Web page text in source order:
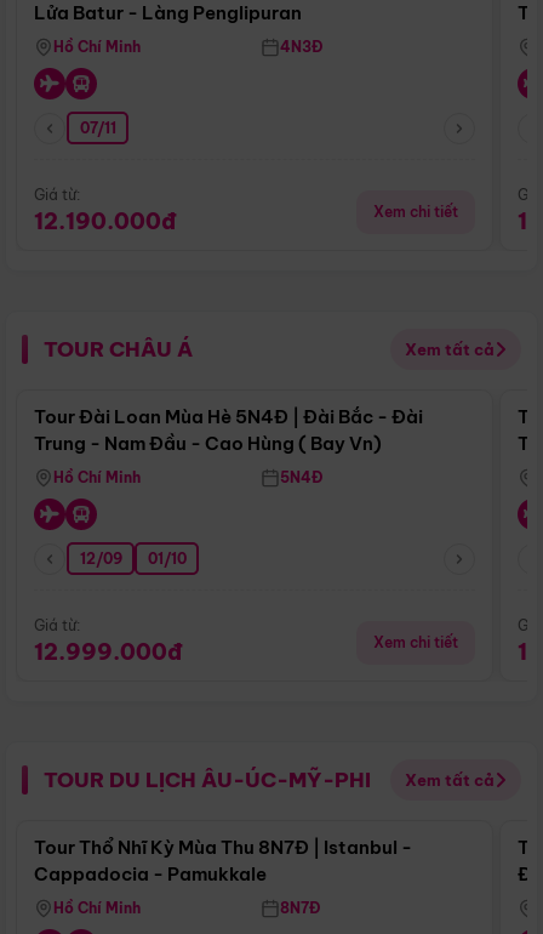
Lửa Batur - Làng Penglipuran
Hồ Chí Minh 4N3Đ
07/11
Giá từ:
12.190.000đ Xem chi tiết
TOUR CHÂU Á Xem tất cả
Điểm nổi bật
Tour Đài Loan Mùa Hè 5N4Đ | Đài Bắc - Đài
Trung - Nam Đầu - Cao Hùng ( Bay Vn)
Hồ Chí Minh 5N4Đ
12/09 01/10
Giá từ:
12.999.000đ Xem chi tiết
TOUR DU LỊCH ÂU-ÚC-MỸ-PHI Xem tất cả
Điểm nổi bật
Tour Thổ Nhĩ Kỳ Mùa Thu 8N7Đ | Istanbul -
Cappadocia - Pamukkale
Hồ Chí Minh 8N7Đ